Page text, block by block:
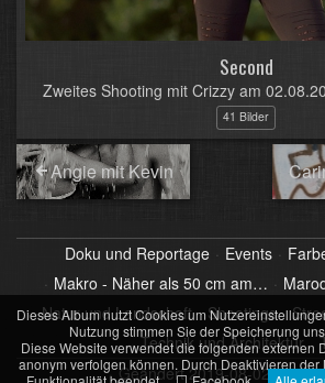
Second
Zweites Shooting mit Crizzy am
41 Bilder
Angie mit Kevin
Doku und Reportage Events
Makro - Näher als 50 cm am…
Natur und Landschaft
Shootings
Technik und Architektur
Geändert2019-08-02 22:00
Dieses Album nutzt Cookies um
Nutzung stimmen Sie der Speicherung
Diese Website verwendet die folgenden externen
anonym verfolgen können. Durch Deaktivieren